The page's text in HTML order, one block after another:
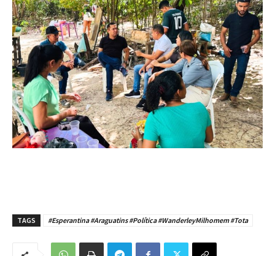
TAGS #Esperantina #Araguatins #Política #WanderleyMilhomem #Tota